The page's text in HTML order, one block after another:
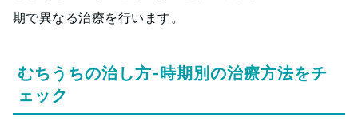
期で異なる治療を行います。
むちうちの治し方-時期別の治療方法をチ
ェック